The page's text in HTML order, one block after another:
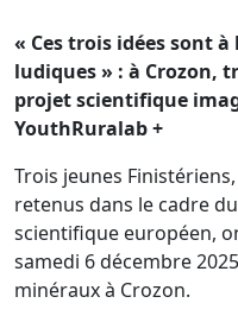
« Ces trois idées sont
ludiques » : à Crozon,
projet scientifique
YouthRuralab +
Trois jeunes
retenus dans le cadre
scientifique européen,
samedi 6 décembre
minéraux à Crozon.